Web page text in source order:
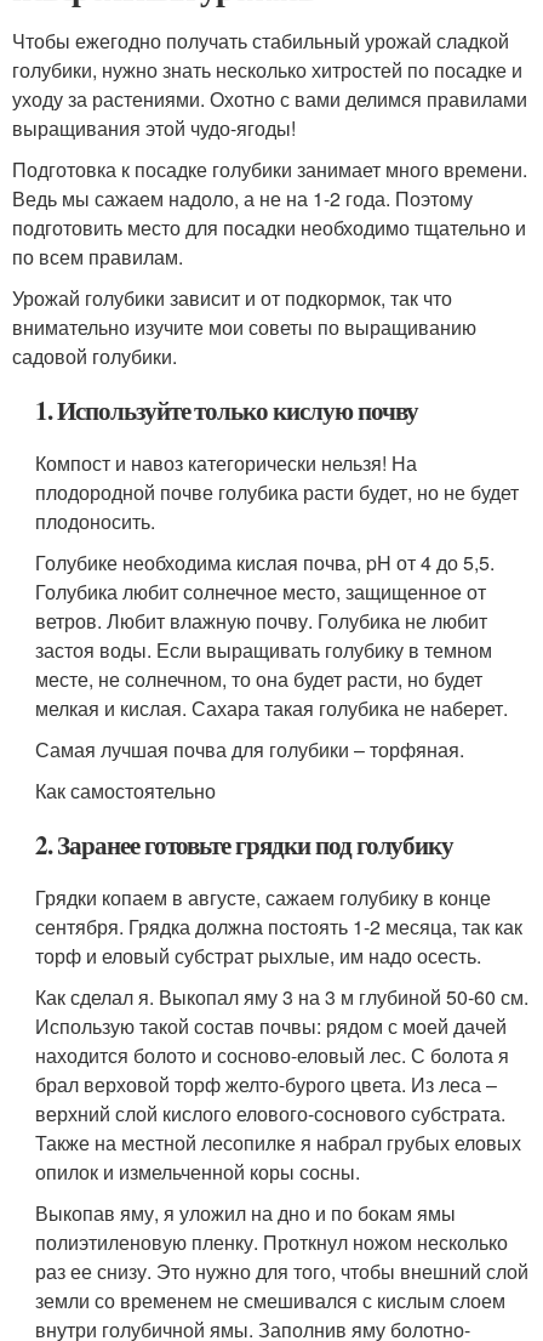
Чтобы ежегодно получать стабильный урожай сладкой
голубики, нужно знать несколько хитростей по посадке и
уходу за растениями. Охотно с вами делимся правилами
выращивания этой чудо-ягоды!
Подготовка к посадке голубики занимает много времени.
Ведь мы сажаем надоло, а не на 1-2 года. Поэтому
подготовить место для посадки необходимо тщательно и
по всем правилам.
Урожай голубики зависит и от подкормок, так что
внимательно изучите мои советы по выращиванию
садовой голубики.
1. Используйте только кислую почву
Компост и навоз категорически нельзя! На
плодородной почве голубика расти будет, но не будет
плодоносить.
Голубике необходима кислая почва, pH от 4 до 5,5.
Голубика любит солнечное место, защищенное от
ветров. Любит влажную почву. Голубика не любит
застоя воды. Если выращивать голубику в темном
месте, не солнечном, то она будет расти, но будет
мелкая и кислая. Сахара такая голубика не наберет.
Самая лучшая почва для голубики – торфяная.
Как самостоятельно
2. Заранее готовьте грядки под голубику
Грядки копаем в августе, сажаем голубику в конце
сентября. Грядка должна постоять 1-2 месяца, так как
торф и еловый субстрат рыхлые, им надо осесть.
Как сделал я. Выкопал яму 3 на 3 м глубиной 50-60 см.
Использую такой состав почвы: рядом с моей дачей
находится болото и сосново-еловый лес. С болота я
брал верховой торф желто-бурого цвета. Из леса –
верхний слой кислого елового-соснового субстрата.
Также на местной лесопилке я набрал грубых еловых
опилок и измельченной коры сосны.
Выкопав яму, я уложил на дно и по бокам ямы
полиэтиленовую пленку. Проткнул ножом несколько
раз ее снизу. Это нужно для того, чтобы внешний слой
земли со временем не смешивался с кислым слоем
внутри голубичной ямы. Заполнив яму болотно-